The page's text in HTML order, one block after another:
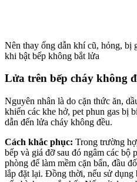
Nên thay ống dẫn khí cũ, hỏng, bị
khi bật bếp không bắt lửa
Lửa trên bếp cháy không
Nguyên nhân là do cặn thức ăn,
khiến các khe hở, pet phun gas bị
dẫn đến lửa cháy không đều.
Cách khắc phục: Trong trường
bếp và giá đỡ sau đó ngâm các bộ
phòng để làm mềm cặn bẩn, đầu
lắp đặt lại. Đồng thời, nếu sử